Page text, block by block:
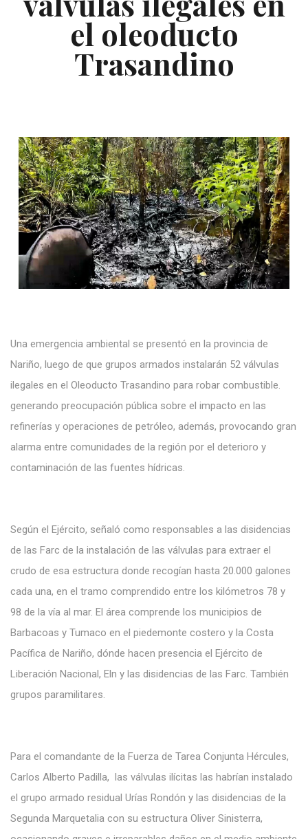
el oleoducto
Trasandino
Una emergencia ambiental se presentó en la provincia de
Nariño, luego de que grupos armados instalarán 52 válvulas
ilegales en el Oleoducto Trasandino para robar combustible.
generando preocupación pública sobre el impacto en las
refinerías y operaciones de petróleo, además, provocando gran
alarma entre comunidades de la región por el deterioro y
contaminación de las fuentes hídricas.
Según el Ejército, señaló como responsables a las disidencias
de las Farc de la instalación de las válvulas para extraer el
crudo de esa estructura donde recogían hasta 20.000 galones
cada una, en el tramo comprendido entre los kilómetros 78 y
98 de la vía al mar. El área comprende los municipios de
Barbacoas y Tumaco en el piedemonte costero y la Costa
Pacífica de Nariño, dónde hacen presencia el Ejército de
Liberación Nacional, Eln y las disidencias de las Farc. También
grupos paramilitares.
Para el comandante de la Fuerza de Tarea Conjunta Hércules,
Carlos Alberto Padilla, las válvulas ilícitas las habrían instalado
el grupo armado residual Urías Rondón y las disidencias de la
Segunda Marquetalia con su estructura Oliver Sinisterra,